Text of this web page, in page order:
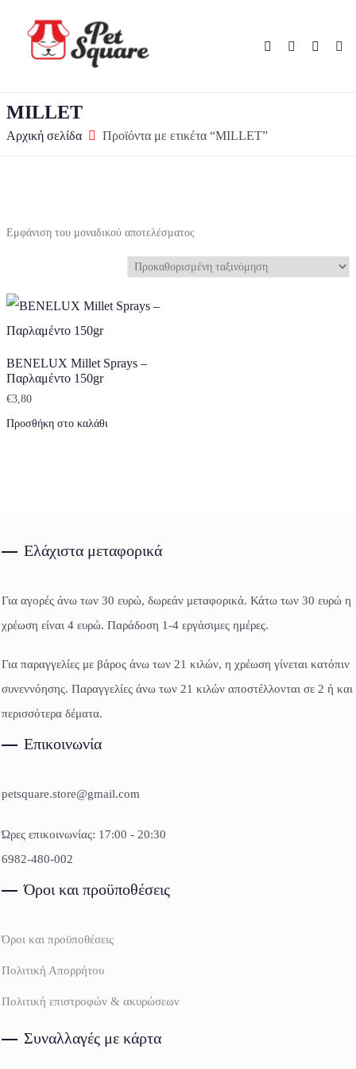
MILLET
Αρχική σελίδα Προϊόντα με ετικέτα “MILLET”
Εμφάνιση του μοναδικού αποτελέσματος
BENELUX Millet Sprays –
Παρλαμέντο 150gr
€3,80
Προσθήκη στο καλάθι
Ελάχιστα μεταφορικά
Για αγορές άνω των 30 ευρώ, δωρεάν μεταφορικά. Κάτω των 30 ευρώ η
χρέωση είναι 4 ευρώ. Παράδοση 1-4 εργάσιμες ημέρες.
Για παραγγελίες με βάρος άνω των 21 κιλών, η χρέωση γίνεται κατόπιν
συνεννόησης. Παραγγελίες άνω των 21 κιλών αποστέλλονται σε 2 ή και
περισσότερα δέματα.
Επικοινωνία
petsquare.store@gmail.com
Ώρες επικοινωνίας: 17:00 - 20:30
6982-480-002
Όροι και προϋποθέσεις
Όροι και προϋποθέσεις
Πολιτική Απορρήτου
Πολιτική επιστροφών & ακυρώσεων
Συναλλαγές με κάρτα